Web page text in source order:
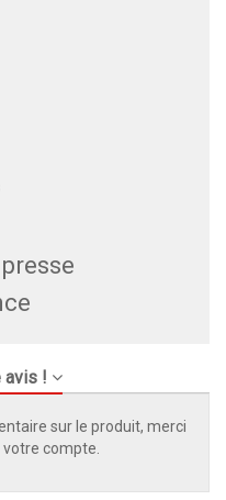
avis !
sur le produit, merci
votre compte.